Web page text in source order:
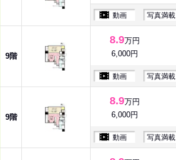
動画 写真満載
9階
8.9万円
6,000円
動画 写真満載
9階
8.9万円
6,000円
動画 写真満載